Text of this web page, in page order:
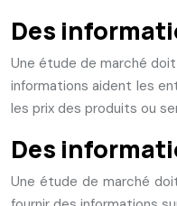
Des
Une étude de marché
informations aident les
les prix des produits ou
Des
Une étude de marché